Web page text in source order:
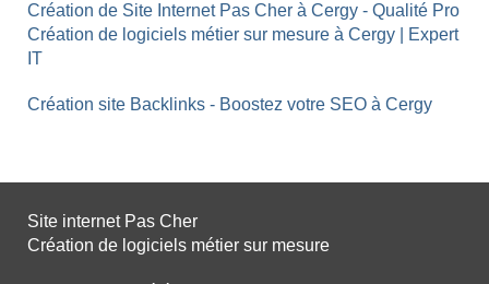
Création de Site Internet Pas Cher à Cergy - Qualité Pro
Création de logiciels métier sur mesure à Cergy | Expert
IT
Création site Backlinks - Boostez votre SEO à Cergy
Site internet Pas Cher
Création de logiciels métier sur mesure